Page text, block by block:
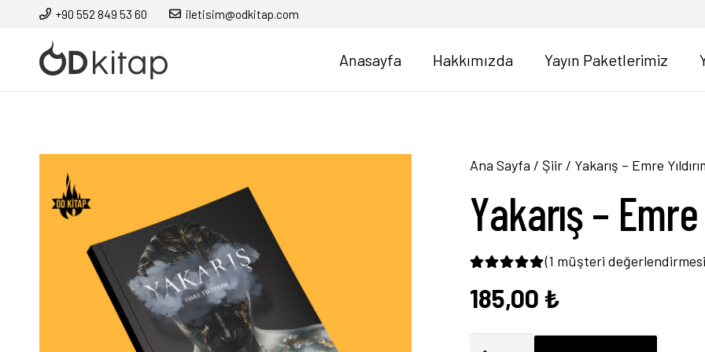
+90 552 849 53 60 iletisim@odkitap.com
Anasayfa Hakkımızda Yayın Paketlerimiz
Ana Sayfa / Şiir / Yakarış – Emre
Yakarış – Emre
1
müşteri puanına dayanarak 5
(1 müşteri
185,00 ₺